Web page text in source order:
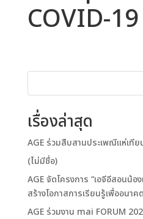
COVID-19
เรื่องล่าสุด
AGE ร่วมสืบสานประเพณีแห่เที
(ไม่มีชื่อ)
AGE จัดโครงการ “เอจีอีสอนน้
สร้างโอกาสการเรียนรู้เพื่ออนาค
AGE ร่วมงาน mai FORUM